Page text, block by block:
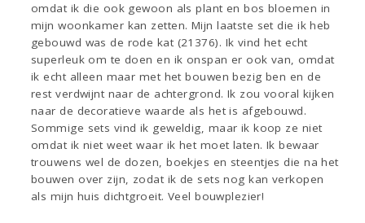
omdat ik die ook gewoon als plant en bos bloemen in
mijn woonkamer kan zetten. Mijn laatste set die ik heb
gebouwd was de rode kat (21376). Ik vind het echt
superleuk om te doen en ik onspan er ook van, omdat
ik echt alleen maar met het bouwen bezig ben en de
rest verdwijnt naar de achtergrond. Ik zou vooral kijken
naar de decoratieve waarde als het is afgebouwd.
Sommige sets vind ik geweldig, maar ik koop ze niet
omdat ik niet weet waar ik het moet laten. Ik bewaar
trouwens wel de dozen, boekjes en steentjes die na het
bouwen over zijn, zodat ik de sets nog kan verkopen
als mijn huis dichtgroeit. Veel bouwplezier!